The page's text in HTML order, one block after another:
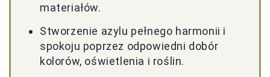
materiałów.
Stworzenie azylu pełnego harmonii i
spokoju poprzez odpowiedni dobór
kolorów, oświetlenia i roślin.